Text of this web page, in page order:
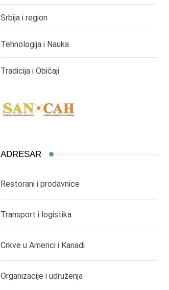
Srbija i region
Tehnologija i Nauka
Tradicija i Običaji
ADRESAR
Restorani i prodavnice
Transport i logistika
Crkve u Americi i Kanadi
Organizacije i udruženja